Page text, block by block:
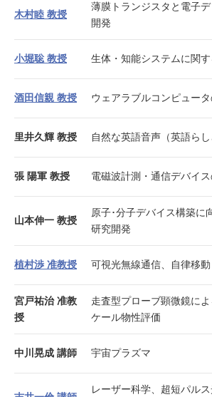
木村睦 教授
薄膜トランジスタと電子
開発
小堀聡 教授 生体・知能システムに関
酒田信親 教授 ウェアラブルコンピュー
里井久輝 教授 自然な英語音声（英語ら
張 陽軍 教授 電磁波計測・通信デバイ
山本伸一 教授
原子･分子デバイス構築に
研究開発
植村渉 准教授 可視光無線通信、自律移
宮戸祐治 准教
授
走査型プローブ顕微鏡に
ケール物性評価
中川晃成 講師 宇宙プラズマ
レーザー科学、超短パル